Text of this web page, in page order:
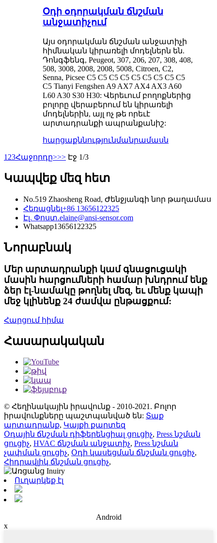
Օդի օդորակման ճնշման
անջատիչում
Այս օդորակման ճնշման անջատիչի
հիմնական կիրառելի մոդելներն են.
Դոնգֆենգ, Peugeot, 307, 206, 207, 308, 408,
508, 3008, 2008, 2008, 5008, Citroen, C2,
Senna, Picsee C5 C5 C5 C5 C5 C5 C5 C5 C5
C5 Tianyi Fengshen A9 AX7 AX4 AX3 A60
L60 A30 S30 H30: Վերեւում բողոքներից
բոլորը վերաբերում են կիրառելի
մոդելներին, այլ ոչ թե որեւէ
արտադրանքի ապրանքանիշ:
հարցաքննությունմանրամասն
1 23Հաջորդը>>> Էջ 1/3
Կապվեք մեզ հետ
No.519 Zhaosheng Road, Ժենջյանգի նոր թաղամաս
Հեռացնել+86 13656122325
Էլ. Փոստ.elaine@ansi-sensor.com
Whatsapp13656122325
Նորաբնակ
Մեր արտադրանքի կամ գնացուցակի
մասին հարցումների համար խնդրում ենք
ձեր էլ-նամակը թողնել մեզ, եւ մենք կապի
մեջ կլինենք 24 ժամվա ընթացքում:
Հարցում հիմա
Հասարակական
© Հեղինակային իրավունք - 2010-2021. Բոլոր
իրավունքները պաշտպանված են: Տաք
արտադրանք, Կայքի քարտեզ
Օդային ճնշման դիֆերենցիալ ցուցիչ, Press նշման
ցուցիչ, HVAC ճնշման անջատիչ, Press նշման
չափման ցուցիչ, Օդի կասեցման ճնշման ցուցիչ,
Հիդրավլիկ ճնշման ցուցիչ,
Ուղարկեք էլ
Android
x